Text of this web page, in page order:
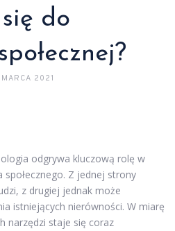
do
MARCA 2021
odgrywa kluczową rolę w
społecznego. Z jednej strony
z drugiej jednak może
istniejących nierówności. W miarę
narzędzi staje się coraz